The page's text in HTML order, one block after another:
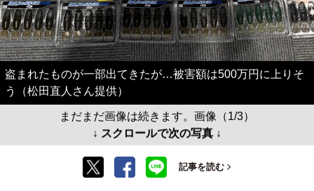
盗まれたものが一部出てきたが…被害額は500万円に上りそ
う（松田直人さん提供）
まだまだ画像は続きます。画像（1/3）
↓ スクロールで次の写真 ↓
記事を読む